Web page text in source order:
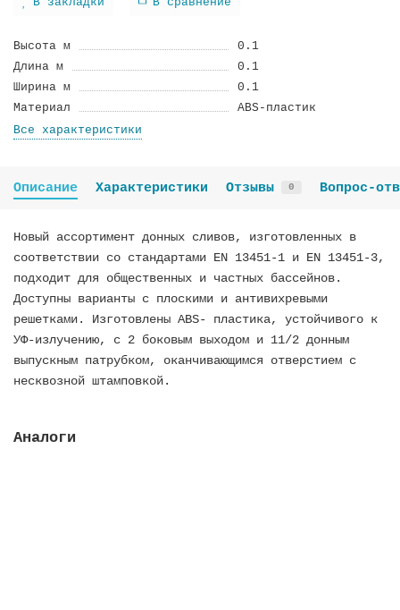
В закладки В сравнение
Высота м
0.1
Длина м
0.1
Ширина м
0.1
Материал
ABS-пластик
Все характеристики
Описание Характеристики Отзывы 0 Вопрос-
Новый ассортимент донных сливов, изготовленных в
соответствии со стандартами EN 13451-1 и EN 13451-3,
подходит для общественных и частных бассейнов.
Доступны варианты с плоскими и антивихревыми
решетками. Изготовлены ABS- пластика, устойчивого к
УФ-излучению, с 2 боковым выходом и 11/2 донным
выпускным патрубком, оканчивающимся отверстием с
несквозной штамповкой.
Аналоги